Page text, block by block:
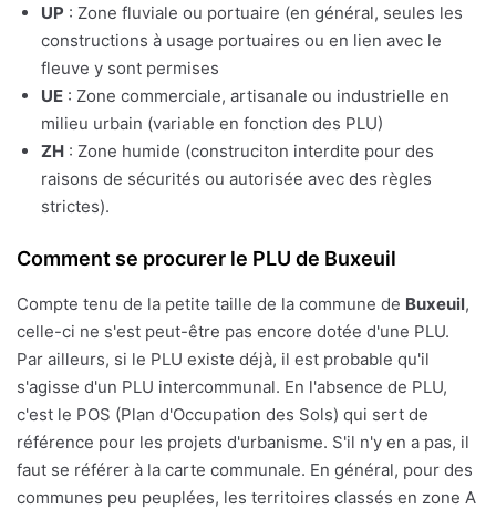
UP : Zone fluviale ou portuaire (en général, seules les
constructions à usage portuaires ou en lien avec le
fleuve y sont permises
UE : Zone commerciale, artisanale ou industrielle en
milieu urbain (variable en fonction des PLU)
ZH : Zone humide (construciton interdite pour des
raisons de sécurités ou autorisée avec des règles
strictes).
Comment se procurer le PLU de Buxeuil
Compte tenu de la petite taille de la commune de Buxeuil,
celle-ci ne s'est peut-être pas encore dotée d'une PLU.
Par ailleurs, si le PLU existe déjà, il est probable qu'il
s'agisse d'un PLU intercommunal. En l'absence de PLU,
c'est le POS (Plan d'Occupation des Sols) qui sert de
référence pour les projets d'urbanisme. S'il n'y en a pas, il
faut se référer à la carte communale. En général, pour des
communes peu peuplées, les territoires classés en zone A